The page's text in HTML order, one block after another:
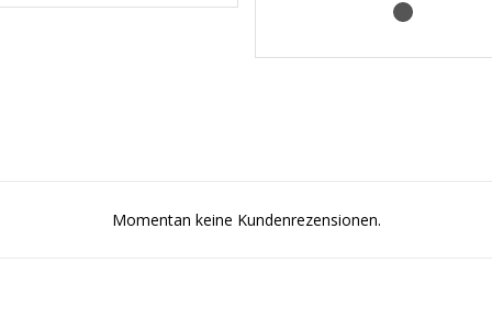
schwarz
Momentan keine Kundenrezensionen.